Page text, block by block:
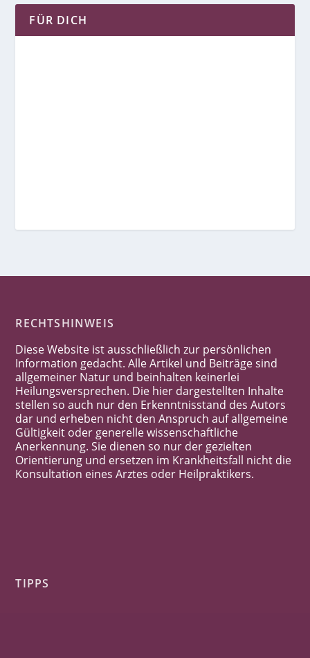
FÜR DICH
RECHTSHINWEIS
Diese Website ist ausschließlich zur persönlichen
Information gedacht. Alle Artikel und Beiträge sind
allgemeiner Natur und beinhalten keinerlei
Heilungsversprechen. Die hier dargestellten Inhalte
stellen so auch nur den Erkenntnisstand des Autors
dar und erheben nicht den Anspruch auf allgemeine
Gültigkeit oder generelle wissenschaftliche
Anerkennung. Sie dienen so nur der gezielten
Orientierung und ersetzen im Krankheitsfall nicht die
Konsultation eines Arztes oder Heilpraktikers.
TIPPS